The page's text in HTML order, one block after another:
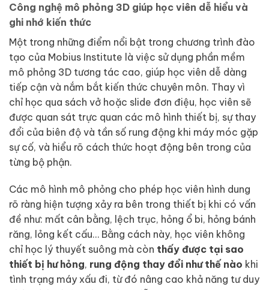
Công nghệ mô phỏng 3D giúp học viên dễ hiểu và
ghi nhớ kiến thức
Một trong những điểm nổi bật trong chương trình đào
tạo của Mobius Institute là việc sử dụng phần mềm
mô phỏng 3D tương tác cao, giúp học viên dễ dàng
tiếp cận và nắm bắt kiến thức chuyên môn. Thay vì
chỉ học qua sách vở hoặc slide đơn điệu, học viên sẽ
được quan sát trực quan các mô hình thiết bị, sự thay
đổi của biên độ và tần số rung động khi máy móc gặp
sự cố, và hiểu rõ cách thức hoạt động bên trong của
từng bộ phận.
Các mô hình mô phỏng cho phép học viên hình dung
rõ ràng hiện tượng xảy ra bên trong thiết bị khi có vấn
đề như: mất cân bằng, lệch trục, hỏng ổ bi, hỏng bánh
răng, lỏng kết cấu… Bằng cách này, học viên không
chỉ học lý thuyết suông mà còn thấy được tại sao
thiết bị hư hỏng, rung động thay đổi như thế nào khi
tình trạng máy xấu đi, từ đó nâng cao khả năng tư duy